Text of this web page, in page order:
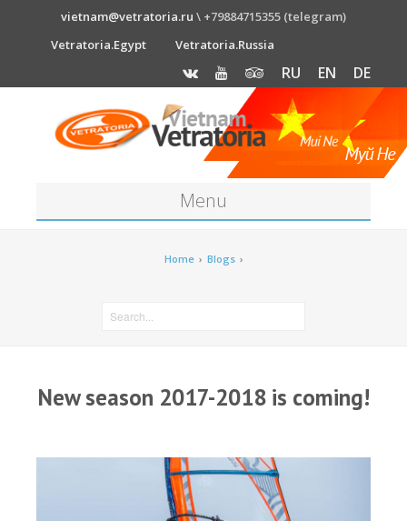
vietnam@vetratoria.ru \ +79884715355 (telegram)
Vetratoria.Egypt
Vetratoria.Russia
RU EN DE
Menu
Home › Blogs ›
New season 2017-2018 is coming!